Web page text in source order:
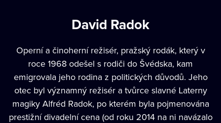
David Radok
Operní a činoherní režisér, pražský rodák, který v
roce 1968 odešel s rodiči do Švédska, kam
emigrovala jeho rodina z politických důvodů. Jeho
otec byl významný režisér a tvůrce slavné Laterny
magiky Alfréd Radok, po kterém byla pojmenována
prestižní divadelní cena (od roku 2014 na ni navázalo